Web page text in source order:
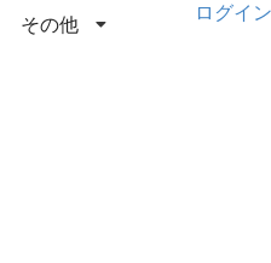
その他
ログイン